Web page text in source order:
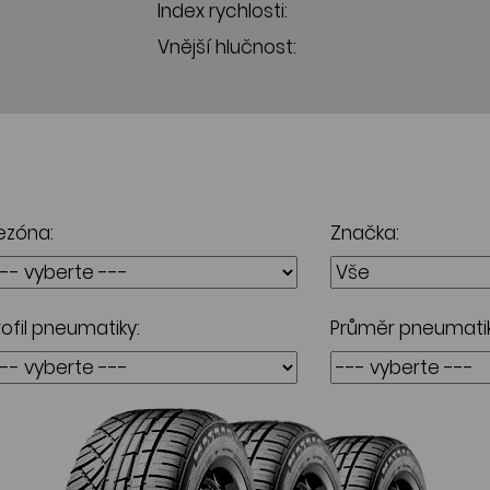
Index rychlosti:
Vnější hlučnost:
Značka:
pneumatiky: Průměr